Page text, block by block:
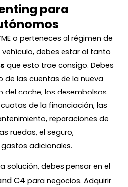
para
o perteneces al régimen de
debes estar al tanto
que esto trae consigo. Debes
de las cuentas de la nueva
del coche, los desembolsos
de la financiación, las
reparaciones de
ruedas, el seguro,
adicionales.
solución, debes pensar en el
C4 para negocios. Adquirir